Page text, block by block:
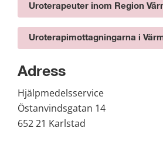
Uroterapeuter inom Region
Uroterapimottagningarna i
Adress
Hjälpmedelsservice
Östanvindsgatan 14
652 21 Karlstad